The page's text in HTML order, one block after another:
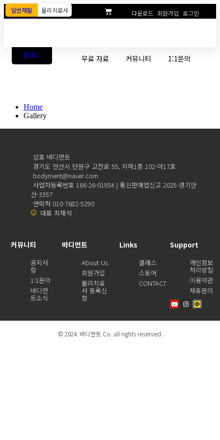
일반재활 물리치료사 다운로드 회원가입 로그인
클래스 무료 자료 커뮤니티 1:1문의
Home
Gallery
상호 바디먼트
경기도 안산시 단원구 고잔로 55, 지하1층 102-아17호
bodyment@naver.com
사업자등록번호 166-26-01954 | 통신판매업신고 2025-경기안
산-3357
연락처 010-7682-5290
대표 최재석
커뮤니티
공지사
항
1:1문의
바디먼
트소식
바디먼트
About Us
회원가입
물리치료
사 등록신
청
Links
클래스
스토어
CONTACT
Support
개인정보
처리방침
이용약관
제휴문의
© 2024. 바디먼트 Co. all rights reserved.